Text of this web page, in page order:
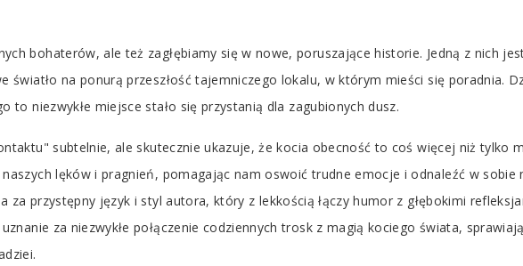
bohaterów, ale też zagłębiamy się w nowe, poruszające historie. Jedną z nich
światło na ponurą przeszłość tajemniczego lokalu, w którym mieści się poradnia.
to niezwykłe miejsce stało się przystanią dla zagubionych dusz.
subtelnie, ale skutecznie ukazuje, że kocia obecność to coś więcej niż tylko
lęków i pragnień, pomagając nam oswoić trudne emocje i odnaleźć w sobie
za przystępny język i styl autora, który z lekkością łączy humor z głębokimi
za niezwykłe połączenie codziennych trosk z magią kociego świata,